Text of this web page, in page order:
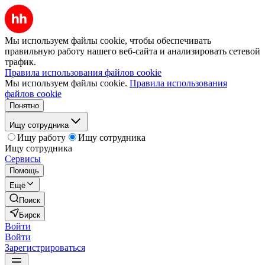
Мы используем файлы cookie, чтобы обеспечивать
правильную работу нашего веб-сайта и анализировать сетевой
трафик.
Правила использования файлов cookie
Мы используем файлы cookie. Правила использования
файлов cookie
Понятно
Ищу сотрудника
Ищу работу
Ищу сотрудника
Ищу сотрудника
Сервисы
Помощь
Ещё
Поиск
Бирск
Войти
Войти
Зарегистрироваться